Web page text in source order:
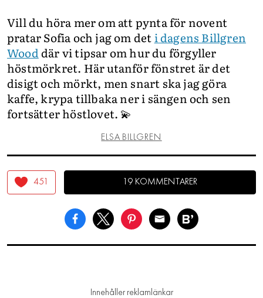
Vill du höra mer om att pynta för novent
pratar Sofia och jag om deti dagens Billgren
Wooddär vi tipsar om hur du förgyller
höstmörkret. Här utanför fönstret är det
disigt och mörkt, men snart ska jag göra
kaffe, krypa tillbaka ner i sängen och sen
fortsätter höstlovet. 💫
ELSA BILLGREN
451 19 KOMMENTARER
Innehåller reklamlänkar